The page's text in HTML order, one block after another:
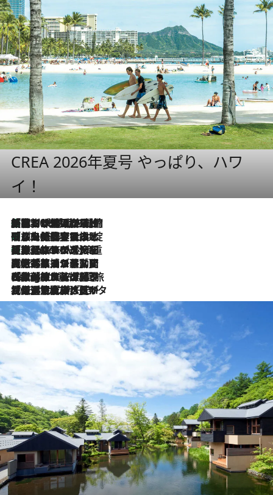
CREA 2026年夏号 やっぱり、ハワ
イ！
2026.8.6
「荷物が増えるほど旅ストレスは増す」美容ジャーナリストがたどり着いた最終結論。“化粧品を劇的に減らす”感動の凝縮美容とは
2026.8.6
「旅先には金髪ウィッグを持参」日本と同じメイクでは損してる!? 美容ジャーナリストが提案する“掟破りの旅美容”とは
2026.8.6
【厳選旅コスメ】「身軽さ＆UV対策重視！」ヘアアーティストshucoが選んだ夏旅ベストコスメを発表【Mサイズジップ】
2026.8.5
【厳選旅コスメ】国内をあちこち移動する河井菜摘が選んだ夏旅ベストコスメ発表！「リラックスアイテムはマスト」【Mサイズジップ】
2026.8.4
【厳選旅コスメ】「紫外線＆乾燥対策しながらメイク感も！」ヘア＆メイクGeorgeが選んだ夏旅ベストコスメを発表！【Mサイズジップ】
2026.8.3
【厳選旅コスメ】「保湿もタイパ重視！」“サウナ好き”タレント清水みさとが愛用する夏旅ベストコスメを発表！【Mサイズジップ】